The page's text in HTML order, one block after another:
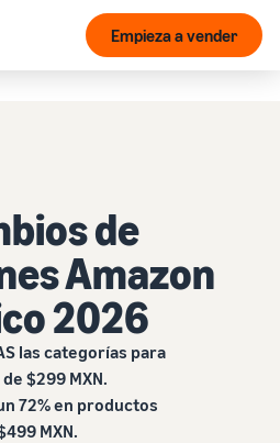
Empieza a vender
de
Amazon
2026
las categorías para
$299 MXN.
72% en productos
MXN.